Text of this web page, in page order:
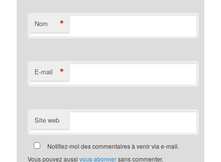
Nom *
E-mail *
Site web
Notifiez-moi des commentaires à venir via e-mail.
Vous pouvez aussivous abonnersans commenter.